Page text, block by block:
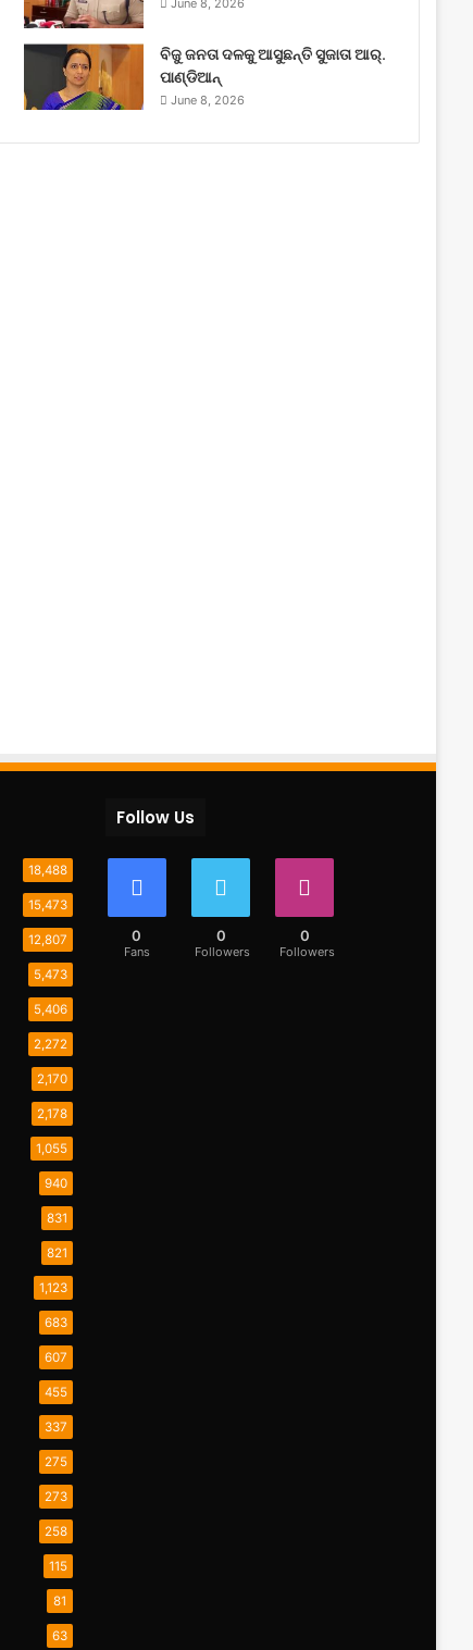
June 8, 2026
ବିଜୁ ଜନତା ଦଳକୁ ଆସୁଛନ୍ତି ସୁଜାତା ଆର୍‌.
ପାଣ୍ଡିଆନ୍
June 8, 2026
18,488
15,473
12,807
5,473
5,406
2,272
2,170
2,178
1,055
940
831
821
1,123
683
607
455
337
275
273
258
115
81
63
Follow Us
0
Fans
0
Followers
0
Followers